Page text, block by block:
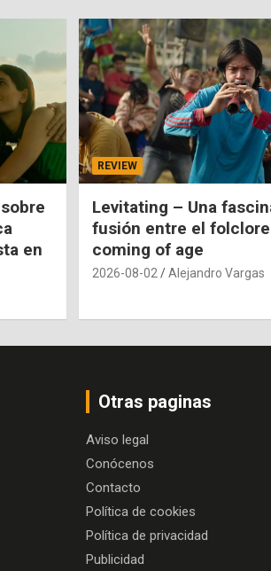
en
REVIEW
Levitating – Una
fusión entre el
coming of age
2026-08-02 Alejandro Vargas
Otras paginas
Aviso legal
Conócenos
Contacto
Política de cookies
Política de privacidad
Publicidad